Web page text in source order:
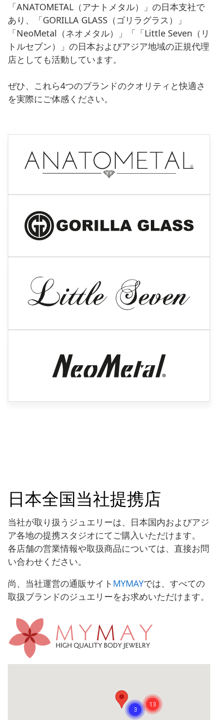
「ANATOMETAL（アナトメタル）」の日本支社で
あり、「GORILLA GLASS（ゴリラグラス）」
「NeoMetal（ネオメタル）」「「Little Seven（リ
トルセブン）」の日本およびアジア地域の正規代理
店としても活動しています。
ぜひ、これら4つのブランドのクオリティと快適さ
を実際にご体感ください。
日本全国当社提携店
当社が取り扱うジュエリーは、日本国内およびアジ
ア各地の提携スタジオにてご購入いただけます。
各店舗の営業情報や取扱商品については、直接お問
い合わせください。
尚、当社運営の通販サイト MYMAYでは、すべての
取扱ブランドのジュエリーをお求めいただけます。
13
3